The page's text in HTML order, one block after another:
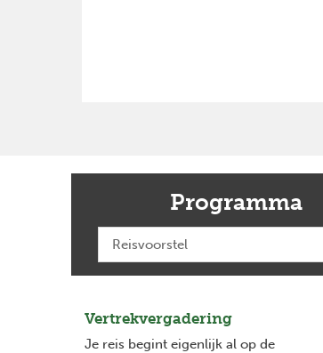
Programma
Vertrekvergadering
Je reis begint eigenlijk al op de